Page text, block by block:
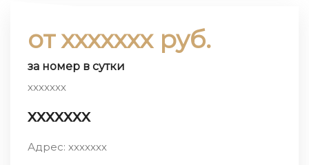
от ххххххх руб.
за номер в сутки
ххххххх
ххххххх
Адрес: ххххххх